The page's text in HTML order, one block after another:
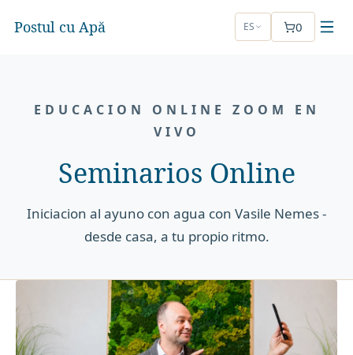
Postul cu Apă ES 0
EDUCACION ONLINE ZOOM EN
VIVO
Seminarios Online
Iniciacion al ayuno con agua con Vasile Nemes -
desde casa, a tu propio ritmo.